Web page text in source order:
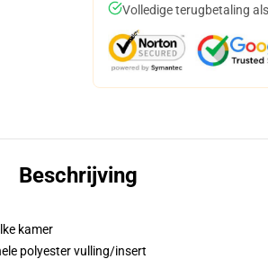
Volledige terugbetaling
Beschrijving
kamer
polyester vulling/insert